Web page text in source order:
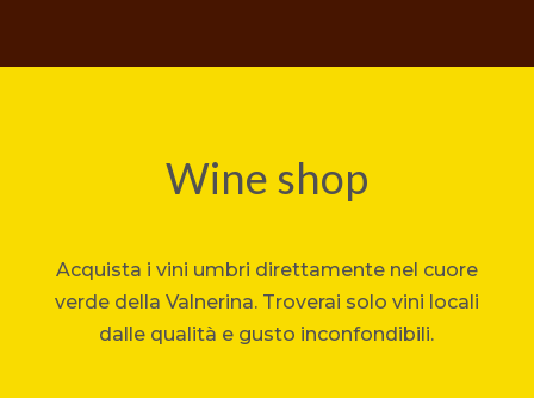
Wine shop
Acquista i vini umbri direttamente nel cuore
verde della Valnerina. Troverai solo vini locali
dalle qualità e gusto inconfondibili.